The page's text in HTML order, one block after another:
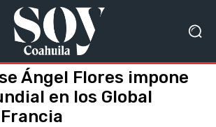
Ángel Flores impone
en los Global